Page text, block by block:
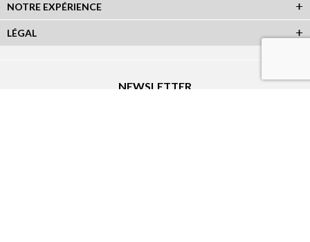
NOTRE EXPÉRIENCE
LÉGAL
NEWSLETTER